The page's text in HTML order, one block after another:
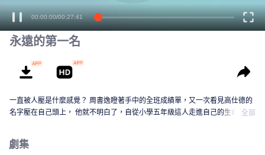
00:00:00/00:27:41
永遠的第一名
一直被人壓是什麼感覺？ 周書逸瞪著手中的全班成績單，又一次看見高仕德的
名字壓在自己頭上， 他就不明白了，自從小學五年級這人走進自己的生命後，
見！ 滿心愉悅迎接大學生活的他再度加入自己鍾愛的游泳社，一路被捧著，沒
全部
劇集